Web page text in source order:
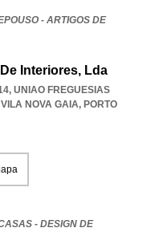
- ARTIGOS DE
Interiores, Lda
, UNIAO FREGUESIAS
NOVA GAIA, PORTO
- DESIGN DE